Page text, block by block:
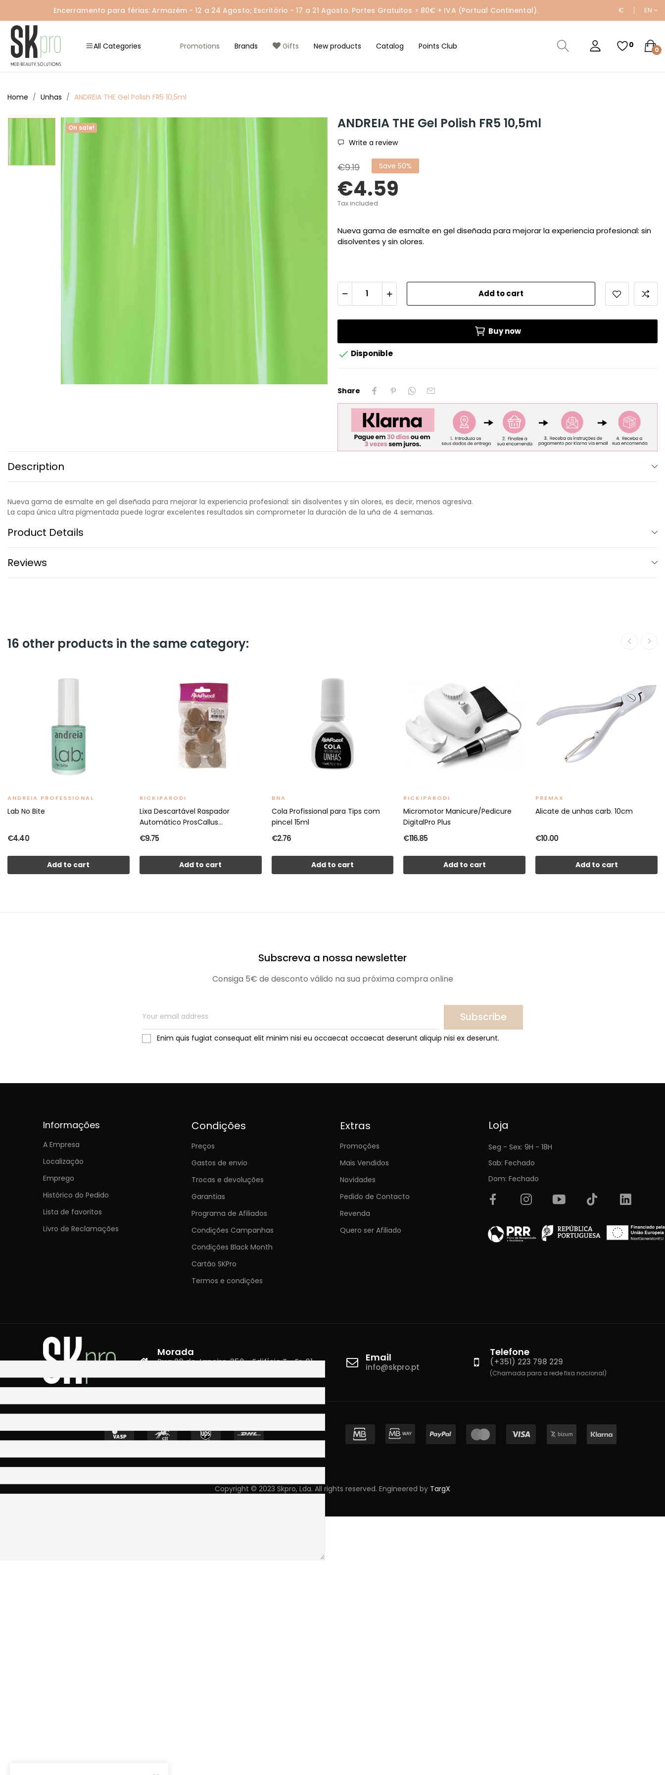
Encerramento para férias: Armazém - 12 a 24 Agosto; Escritório - 17 a 21 Agosto. Portes Gratuitos > 80€ + IVA (Portual Continental). € EN
All Categories Promotions Brands Gifts New products Catalog Points Club 0
0
Home Unhas ANDREIA THE Gel Polish FR5 10,5ml
On sale! ANDREIA THE Gel Polish FR5 10,5ml
Write a review
€9.19 Save 50%
€4.59
Tax included
Nueva gama de esmalte en gel diseñada para mejorar la experiencia profesional: sin
disolventes y sin olores.
Add to cart
Buy now
 Disponible
Share
Description
Nueva gama de esmalte en gel diseñada para mejorar la experiencia profesional: sin disolventes y sin olores, es decir, menos agresiva.
La capa única ultra pigmentada puede lograr excelentes resultados sin comprometer la duración de la uña de 4 semanas.
Product Details
Reviews
16 other products in the same category:
ANDREIA PROFESSIONAL
Lab No Bite
€4.40
Add to cart
RICKIPARODI
Lixa Descartável Raspador
Automático ProsCallus...
€9.75
Add to cart
BNA
Cola Profissional para Tips com
pincel 15ml
€2.76
Add to cart
RICKIPARODI
Micromotor Manicure/Pedicure
DigitalPro Plus
€116.85
Add to cart
PREMAX
Alicate de unhas carb. 10cm
€10.00
Add to cart
Subscreva a nossa newsletter
Consiga 5€ de desconto válido na sua próxima compra online
Subscribe
Enim quis fugiat consequat elit minim nisi eu occaecat occaecat deserunt aliquip nisi ex deserunt.
Informações
A Empresa
Localização
Emprego
Histórico do Pedido
Lista de favoritos
Livro de Reclamações
Condições
Preços
Gastos de envio
Trocas e devoluções
Garantias
Programa de Afiliados
Condições Campanhas
Condições Black Month
Cartão SKPro
Termos e condições
Extras
Promoções
Mais Vendidos
Novidades
Pedido de Contacto
Revenda
Quero ser Afiliado
Loja
Seg - Sex: 9H - 18H
Sab: Fechado
Dom: Fechado
Morada
Rua 28 de Janeiro, 350 - Edifício T - Fr. 01
Email
info@skpro.pt
Telefone
(+351) 223 798 229
(Chamada para a rede fixa nacional)
Copyright © 2023 Skpro, Lda. All rights reserved. Engineered by TargX